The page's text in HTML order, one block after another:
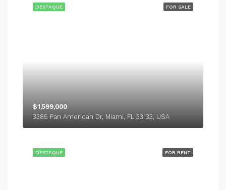
FOR SALE
DESTAQUE
$1,599,000
3385 Pan American Dr, Miami, FL 33133, USA
FOR RENT
DESTAQUE